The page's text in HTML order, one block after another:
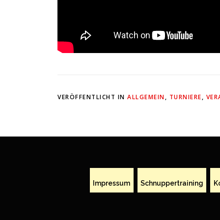
VERÖFFENTLICHT IN ALLGEMEIN, TURNIERE,
Impressum Schnuppertraining